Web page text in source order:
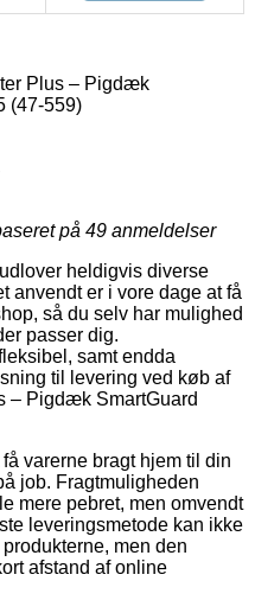
Plus – Pigdæk
(47-559)
på 49 anmeldelser
heldigvis diverse
anvendt er i vore dage at få
så du selv har mulighed
passer dig.
samt endda
til levering ved køb af
– Pigdæk SmartGuard
varerne bragt hjem til din
job. Fragtmuligheden
mere pebret, men omvendt
leveringsmetode kan ikke
men den
afstand af online